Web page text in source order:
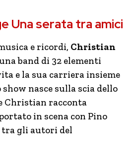
Una serata tra amici
e ricordi, Christian
band di 32 elementi
e la sua carriera insieme
nasce sulla scia dello
Christian racconta
in scena con Pino
tra gli autori del